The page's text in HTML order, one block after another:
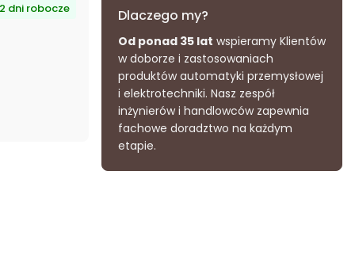
dni robocze Dlaczego my?
Od ponad 35 lat wspieramy Klientów
w doborze i zastosowaniach
produktów automatyki przemysłowej
i elektrotechniki. Nasz zespół
inżynierów i handlowców zapewnia
fachowe doradztwo na każdym
etapie.